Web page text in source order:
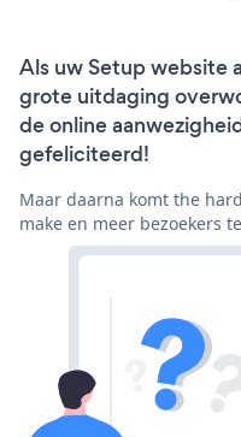
Als uw Setup website
grote uitdaging
de online
gefeliciteerd!
Maar daarna komt the
make en meer bezoekers